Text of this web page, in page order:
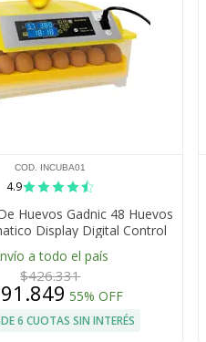
COD. INCUBA01
4.9
Huevos Gadnic 48 Huevos
Display Digital Control
Humedad 80W
a todo el país
$426.331
55% OFF
6 CUOTAS SIN INTERÉS